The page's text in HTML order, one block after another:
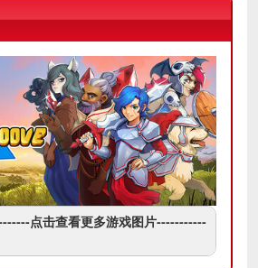
点击查看更多游戏图片-----------